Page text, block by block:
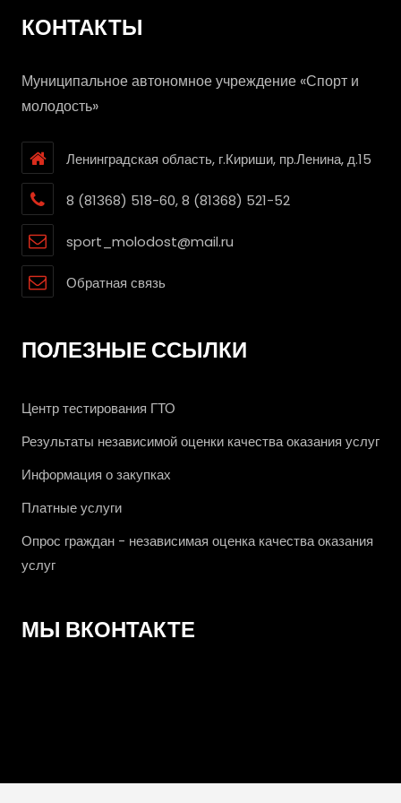
КОНТАКТЫ
Муниципальное автономное учреждение «Спорт и
молодость»
Ленинградская область, г.Кириши, пр.Ленина, д.15
8 (81368) 518-60, 8 (81368) 521-52
sport_molodost@mail.ru
Обратная связь
ПОЛЕЗНЫЕ ССЫЛКИ
Центр тестирования ГТО
Результаты независимой оценки качества оказания услуг
Информация о закупках
Платные услуги
Опрос граждан - независимая оценка качества оказания
услуг
МЫ ВКОНТАКТЕ